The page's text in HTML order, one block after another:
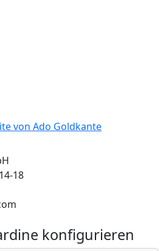
von Ado Goldkante
18
konfigurieren